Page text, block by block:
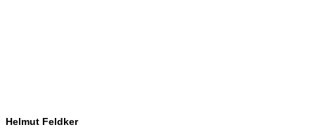
Helmut Feldker